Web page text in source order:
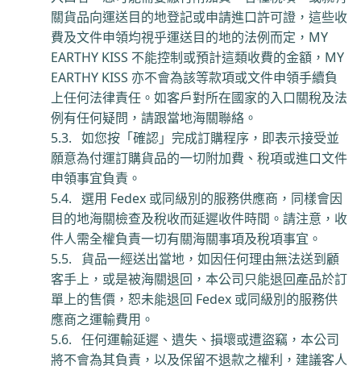
關貨品向運送目的地登記或申請進口許可證，這些收
費及文件申領均視乎運送目的地的法例而定， MY
EARTHY KISS 不能控制或預計這類收費的金額， MY
EARTHY KISS 亦不會為該等款項或文件申領手續負
上任何法律責任。如客戶對所在國家的入口關稅及法
例有任何疑問，請跟當地海關聯絡。
5.3. 如您按「確認」完成訂購程序，即表示接受並
願意為付運訂購貨品的一切附加費、稅項或進口文件
申領事宜負責。
5.4. 選用 Fedex 或同級別的服務供應商，同樣會因
目的地海關檢查及稅收而延遲收件時間。請注意，收
件人需全權負責一切有關海關事項及稅項事宜。
5.5.
貨品一經送出當地，如因任何理由無法送到顧
客手上，或是被海關退回，本公司只能退回產品於訂
單上的售價，恕未能退回 Fedex 或同級別的服務供
應商之運輸費用。
5.6. 任何運輸延遲、遺失、損壞或遭盜竊，本公司
將不會為其負責，以及保留不退款之權利，建議客人